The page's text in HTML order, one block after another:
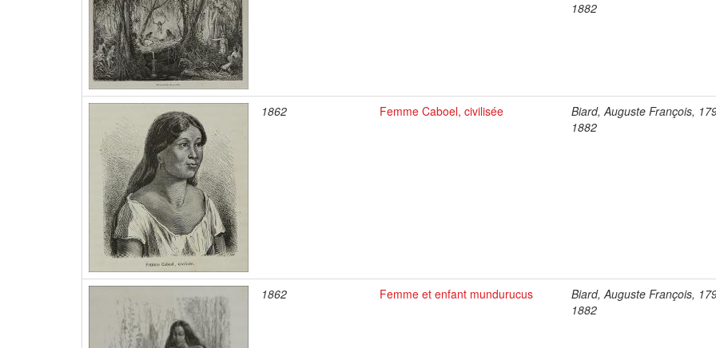
1882
1862 Femme Caboel, civilisée
Biard, Auguste François,
1882
1862 Femme et enfant mundurucus
Biard, Auguste François,
1882